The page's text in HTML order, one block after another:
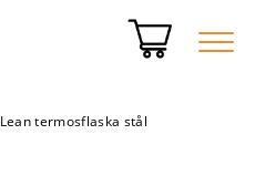
Lean termosflaska stål